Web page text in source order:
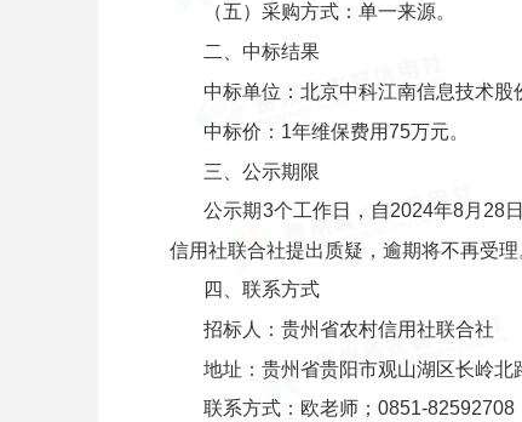
（五）采购方式：单一来源。
二、中标结果
中标单位：北京中科江南信息技术股
中标价：1年维保费用75万元。
三、公示期限
公示期3个工作日，自2024年8月28
信用社联合社提出质疑，逾期将不再受理
四、联系方式
招标人：贵州省农村信用社联合社
地址：贵州省贵阳市观山湖区长岭北
联系方式：欧老师；0851-82592708